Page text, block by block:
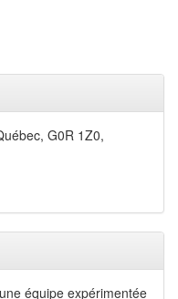
G0R 1Z0,
équipe expérimentée